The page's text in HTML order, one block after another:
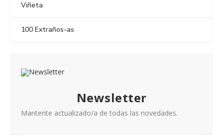
Viñeta
100 Extraños-as
Newsletter
Mantente actualizado/a de todas las novedades.